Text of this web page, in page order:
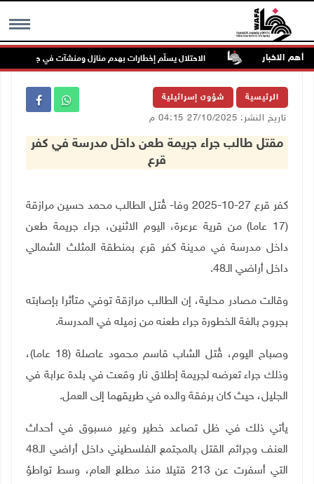
MENU أهم الاخبار الاحتلال يسلّم إخطارات بهدم منازل ومنشآت في جبع شمال
الرئيسية شؤون إسرائيلية
تاريخ النشر: 27/10/2025 04:15 م
مقتل طالب جراء جريمة طعن داخل مدرسة في كفر
قرع
كفر قرع 27-10-2025 وفا- قُتل الطالب محمد حسين مرازقة
(17 عاما) من قرية عرعرة، اليوم الاثنين، جراء جريمة طعن
داخل مدرسة في مدينة كفر قرع بمنطقة المثلث الشمالي
داخل أراضي الـ48
.
وقالت مصادر محلية، إن الطالب مرازقة توفي متأثرا بإصابته
بجروح بالغة الخطورة جراء طعنه من زميله في المدرسة.
وصباح اليوم، قُتل الشاب قاسم محمود عاصلة (18 عاما)،
وذلك جراء تعرضه لجريمة إطلاق نار وقعت في بلدة عرابة في
الجليل، حيث كان برفقة والده في طريقهما إلى العمل.
يأتي ذلك في ظل تصاعد خطير وغير مسبوق في أحداث
العنف وجرائم القتل بالمجتمع الفلسطيني داخل أراضي الـ48
التي أسفرت عن 213 قتيلا منذ مطلع العام، وسط تواطؤ